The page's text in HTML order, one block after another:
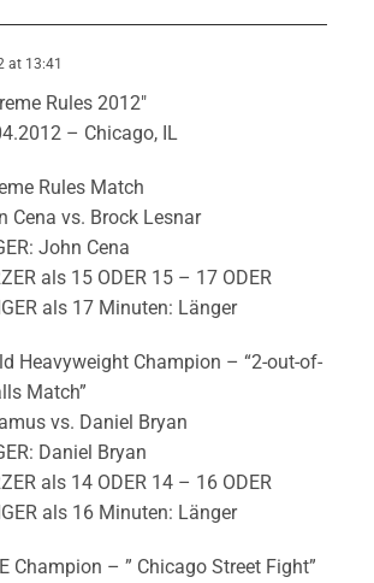
at 13:41
Rules 2012″
– Chicago, IL
Rules Match
Cena vs. Brock Lesnar
John Cena
als 15 ODER 15 – 17 ODER
als 17 Minuten: Länger
Heavyweight Champion – “2-out-of-
Match”
vs. Daniel Bryan
Daniel Bryan
als 14 ODER 14 – 16 ODER
als 16 Minuten: Länger
Champion – ” Chicago Street Fight”